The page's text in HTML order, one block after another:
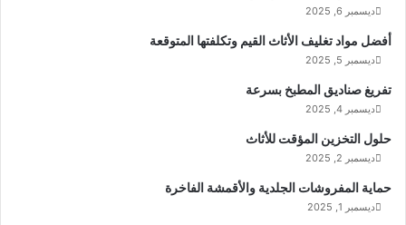
ديسمبر 6, 2025
أفضل مواد تغليف الأثاث القيم وتكلفتها المتوقعة
ديسمبر 5, 2025
تفريغ صناديق المطبخ بسرعة
ديسمبر 4, 2025
حلول التخزين المؤقت للأثاث
ديسمبر 2, 2025
حماية المفروشات الجلدية والأقمشة الفاخرة
ديسمبر 1, 2025